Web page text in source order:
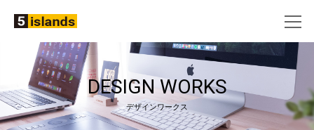
DESIGN WORKS
デザインワークス